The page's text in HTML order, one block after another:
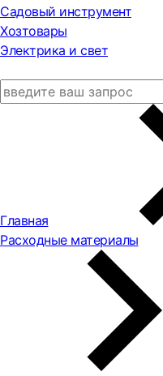
Садовый инструмент
Хозтовары
Электрика и свет
Главная
Расходные материалы